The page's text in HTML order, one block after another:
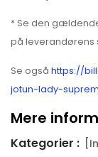
* Se den
på leverandørens
Se også https://
jotun-lady-
Mere
Kategorier :